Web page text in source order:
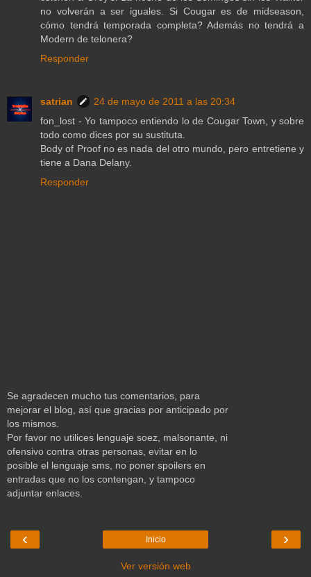
no volverán a ser iguales. Si Cougar es de midseason,
cómo tendrá temporada completa? Además no tendrá a
Modern de telonera?
Responder
satrian
24 de mayo de 2011 a las 20:34
fon_lost - Yo tampoco entiendo lo de Cougar Town, y sobre
todo como dices por su sustituta.
Body of Proof no es nada del otro mundo, pero entretiene y
tiene a Dana Delany.
Responder
Se agradecen mucho tus comentarios, para
mejorar el blog, así que gracias por anticipado por
los mismos.
Por favor no utilices lenguaje soez, malsonante, ni
ofensivo contra otras personas, evitar en lo
posible el lenguaje sms, no poner spoilers en
entradas que no los contengan, y tampoco
adjuntar enlaces.
‹ ›
Inicio
Ver versión web